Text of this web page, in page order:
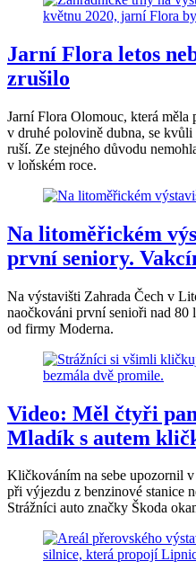
Jarní Flora letos
zrušilo
Jarní Flora Olomouc, která měla
v druhé polovině dubna, se
ruší. Ze stejného důvodu
v loňském roce.
Na litoměřickém
první seniory.
Na výstavišti Zahrada Čech v
naočkováni první senioři nad
od firmy Moderna.
Video: Měl čtyři
Mladík s autem
Kličkováním na sebe upozornil
při výjezdu z benzinové stanice
Strážníci auto značky Škoda